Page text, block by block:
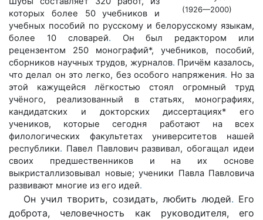
(1926—2000)
которых более 50 учебников и
учебных пособий по русскому и белорусскому языкам,
более 10 словарей. Он был редактором или
рецензентом 250 монографий*, учебников, пособий,
сборников научных трудов, журналов. Причём казалось,
что делал он это легко, без особого напряжения. Но за
этой кажущейся лёгкостью стоял огромный труд
учёного, реализованный в статьях, монографиях,
кандидатских и докторских диссертациях* его
учеников, которые сегодня работают на всех
филологических факультетах университетов нашей
республики. Павел Павлович развивал, обогащал идеи
своих предшественников и на их основе
выкристаллизовывал новые; ученики Павла Павловича
развивают многие из его идей.
Он учил творить, созидать, любить людей. Его
доброта, человечность как руководителя, его